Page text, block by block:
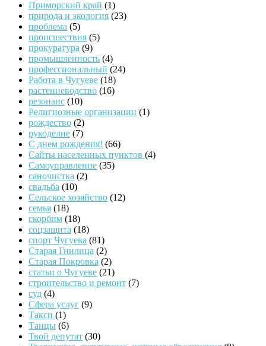
Приморский край (1)
природа и экология (23)
проблема (5)
происшествия (5)
прокуратура (9)
промышленность (4)
профессиональный (24)
Работа в Чугуеве (18)
растениеводство (16)
резонанс (10)
Религиозные организации (1)
рождество (2)
рукоделие (7)
С днем рождения! (66)
Сайты населенных пунктов (4)
Самоуправление (35)
саночистка (2)
свадьба (10)
Сельское хозяйство (12)
семья (18)
скорбим (18)
соцзащита (18)
спорт Чугуева (81)
Старая Гнилица (2)
Старая Покровка (2)
статьи о Чугуеве (21)
строительство и ремонт (7)
суд (4)
Сфера услуг (9)
Такси (1)
Танцы (6)
Твой депутат (30)